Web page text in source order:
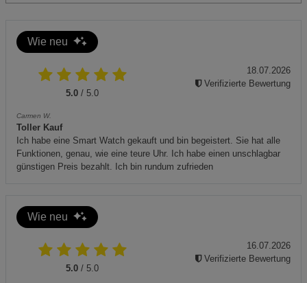
Nutzung unter extremen Bedingungen geeignet.
Wie neu
5.0 / 5.0
Carmen W.
Toller Kauf
Ich habe eine Smart Watch gekauft und bin begeistert. Sie hat alle
Funktionen, genau, wie eine teure Uhr. Ich habe einen unschlagbar
günstigen Preis bezahlt. Ich bin rundum zufrieden
18.07.2026
Verifizierte Bewertung
Wie neu
5.0 / 5.0
16.07.2026
Verifizierte Bewertung